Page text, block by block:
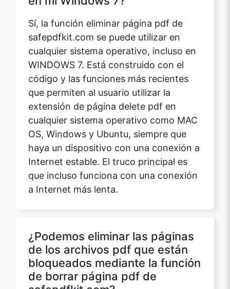
safepdfkit.com se puede utilizar en
cualquier sistema operativo, incluso en
WINDOWS 7. Está construido con el
código y las funciones más recientes
que permiten al usuario utilizar la
extensión de página delete pdf en
cualquier sistema operativo como MAC
OS, Windows y Ubuntu, siempre que
haya un dispositivo con una conexión a
Internet estable. El truco principal es
que incluso funciona con una conexión
a Internet más lenta.
¿Podemos eliminar las páginas
de los archivos pdf que están
bloqueados mediante la función
de borrar página pdf de
safepdfkit.com?